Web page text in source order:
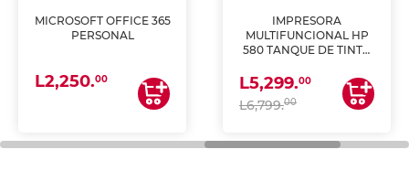
MICROSOFT OFFICE 365
PERSONAL
L2,250.00
IMPRESORA
MULTIFUNCIONAL HP
580 TANQUE DE TINTA
ESCANEA)
L5,299.00
L6,799.00